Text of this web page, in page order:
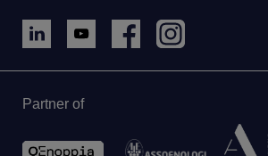
Partner of